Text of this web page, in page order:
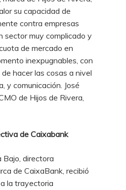
su capacidad de
contra empresas
sector muy complicado y
de mercado en
inexpugnables, con
hacer las cosas a nivel
y comunicación. José
de Hijos de Rivera,
de Caixabank
Bajo, directora
de CaixaBank, recibió
la trayectoria